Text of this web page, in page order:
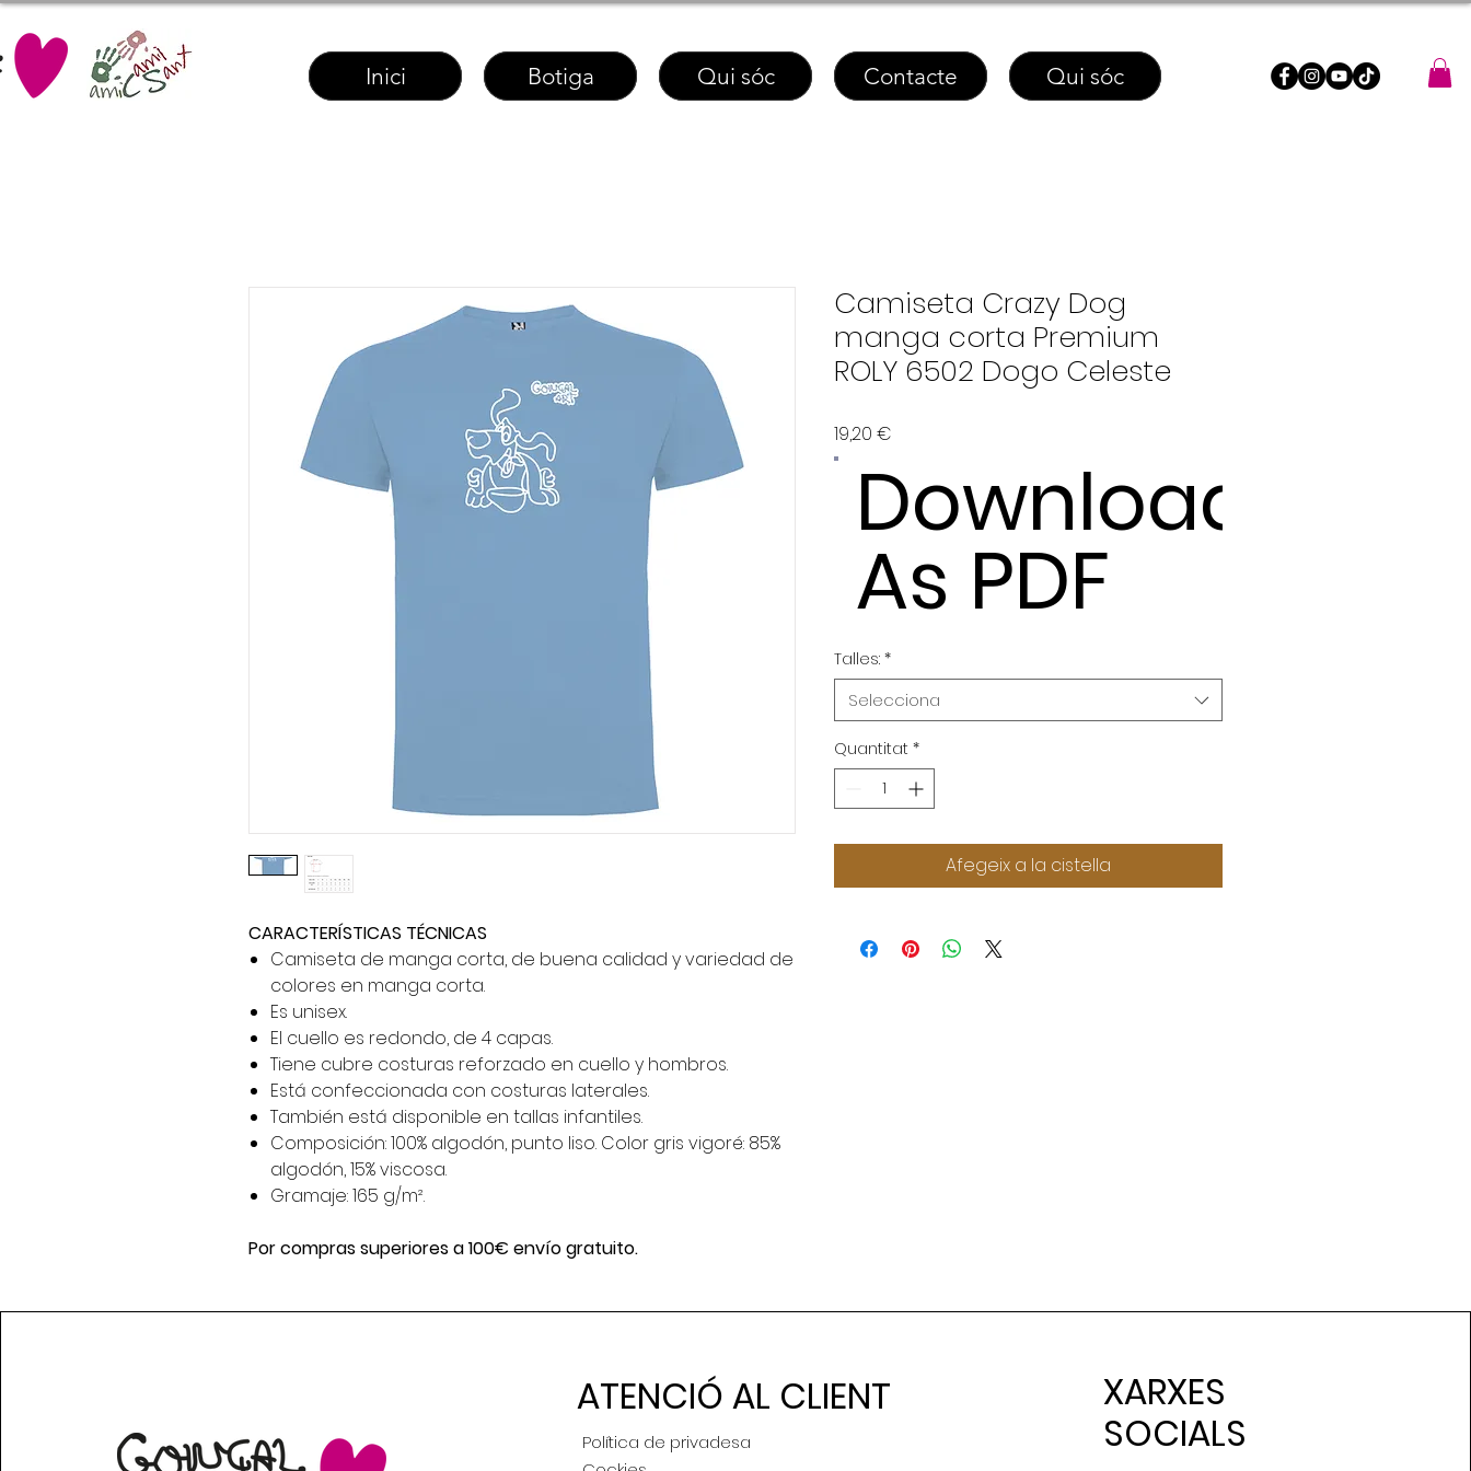
Inici Botiga Qui sóc Contacte Qui sóc
CARACTERÍSTICAS TÉCNICAS
Camiseta de manga corta, de buena calidad y variedad de
colores en manga corta.
Es unisex.
El cuello es redondo, de 4 capas.
Tiene cubre costuras reforzado en cuello y hombros.
Está confeccionada con costuras laterales.
También está disponible en tallas infantiles.
Composición: 100% algodón, punto liso. Color gris vigoré: 85%
algodón, 15% viscosa.
Gramaje: 165 g/m².
Por compras superiores a 100€ envío gratuito.
Camiseta Crazy Dog
manga corta Premium
ROLY 6502 Dogo Celeste
19,20 €
Download
As PDF
Talles: *
Selecciona
Quantitat *
Afegeix a la cistella
ATENCIÓ AL CLIENT
Política de privadesa
XARXES
SOCIALS